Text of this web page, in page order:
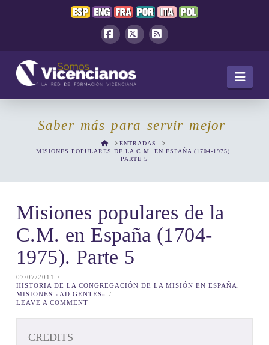
Saber más para servir mejor
HOMEENTRADAS
MISIONES POPULARES DE LA C.M. EN ESPAÑA (1704-1975).
PARTE 5
Misiones populares de la
C.M. en España (1704-
1975). Parte 5
07/07/2011
HISTORIA DE LA CONGREGACIÓN DE LA MISIÓN EN ESPAÑA
MISIONES «AD GENTES»
LEAVE A COMMENT
CREDITS